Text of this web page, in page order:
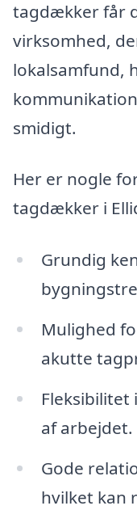
tagdækker får
virksomhed,
lokalsamfund,
smidigt.
Her er nogle
tagdækker i
Grundig
Mulighed
akutte
af arbejdet.
Gode
hvilket kan